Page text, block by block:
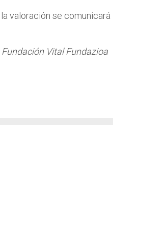
valoración se comunicará
Vital Fundazioa